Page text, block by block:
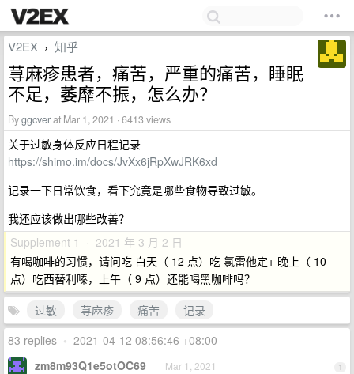
V2EX › 知乎
荨麻疹患者，痛苦，严重的痛苦，睡眠
不足，萎靡不振，怎么办？
Byggcverat Mar 1, 2021 · 6413 views
关于过敏身体反应日程记录
https://shimo.im/docs/JvXx6jRpXwJRK6xd
记录一下日常饮食，看下究竟是哪些食物导致过敏。
我还应该做出哪些改善？
Supplement 1 · 2021 年 3 月 2 日
有喝咖啡的习惯，请问吃 白天（ 12 点）吃 氯雷他定+ 晚上（ 10
点）吃西替利嗪，上午（ 9 点）还能喝黑咖啡吗？
过敏
荨麻疹 痛苦
记录
83 replies • 2021-04-12 08:56:46 +08:00
1
zm8m93Q1e5otOC69 Mar 1, 2021